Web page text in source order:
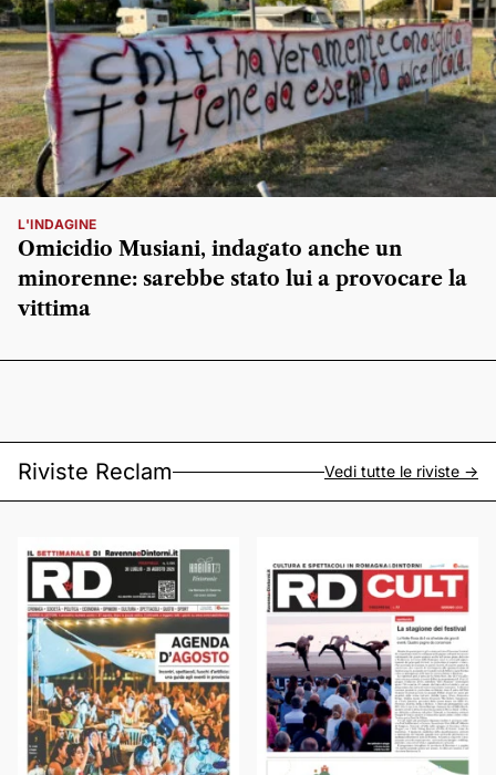
L'INDAGINE
Omicidio Musiani, indagato anche un
minorenne: sarebbe stato lui a provocare la
vittima
Riviste Reclam Vedi tutte le riviste ->